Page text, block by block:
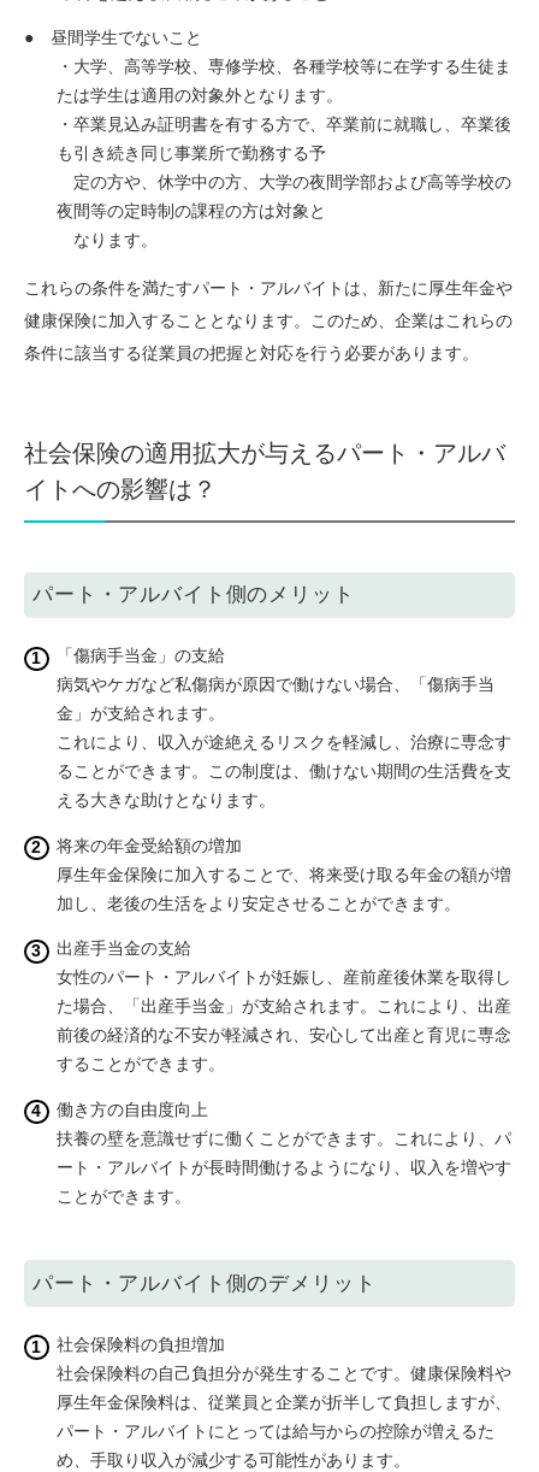
昼間学生でないこと
・大学、高等学校、専修学校、各種学校等に在学する生徒ま
たは学生は適用の対象外となります。
・卒業見込み証明書を有する方で、卒業前に就職し、卒業後
も引き続き同じ事業所で勤務する予
定の方や、休学中の方、大学の夜間学部および高等学校の
夜間等の定時制の課程の方は対象と
なります。
これらの条件を満たすパート・アルバイトは、新たに厚生年金や
健康保険に加入することとなります。このため、企業はこれらの
条件に該当する従業員の把握と対応を行う必要があります。
社会保険の適用拡大が与えるパート・アルバ
イトへの影響は？
パート・アルバイト側のメリット
「傷病手当金」の支給
病気やケガなど私傷病が原因で働けない場合、「傷病手当
金」が支給されます。
これにより、収入が途絶えるリスクを軽減し、治療に専念す
ることができます。この制度は、働けない期間の生活費を支
える大きな助けとなります。
将来の年金受給額の増加
厚生年金保険に加入することで、将来受け取る年金の額が増
加し、老後の生活をより安定させることができます。
出産手当金の支給
女性のパート・アルバイトが妊娠し、産前産後休業を取得し
た場合、「出産手当金」が支給されます。これにより、出産
前後の経済的な不安が軽減され、安心して出産と育児に専念
することができます。
働き方の自由度向上
扶養の壁を意識せずに働くことができます。これにより、パ
ート・アルバイトが長時間働けるようになり、収入を増やす
ことができます。
パート・アルバイト側のデメリット
社会保険料の負担増加
社会保険料の自己負担分が発生することです。健康保険料や
厚生年金保険料は、従業員と企業が折半して負担しますが、
パート・アルバイトにとっては給与からの控除が増えるた
め、手取り収入が減少する可能性があります。